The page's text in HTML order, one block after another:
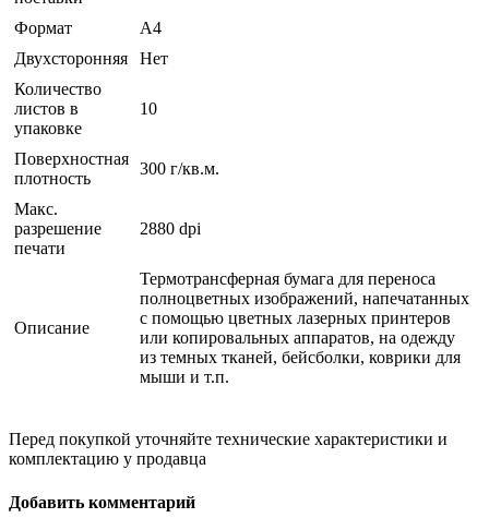
Формат
A4
Двухсторонняя
Нет
Количество
листов в
упаковке
10
Поверхностная
плотность
300 г/кв.м.
Макс.
разрешение
печати
2880 dpi
Описание
Термотрансферная бумага для переноса
полноцветных изображений, напечатанных
с помощью цветных лазерных принтеров
или копировальных аппаратов, на одежду
из темных тканей, бейсболки, коврики для
мыши и т.п.
Перед покупкой уточняйте технические характеристики и
комплектацию у продавца
Добавить комментарий